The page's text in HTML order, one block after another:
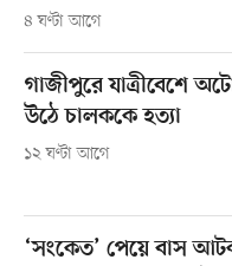
৪ ঘণ্টা আগে
গাজীপুরে যাত্রীবেশে
উঠে চালককে হত্যা
১২ ঘণ্টা আগে
‘সংকেত’ পেয়ে বাস